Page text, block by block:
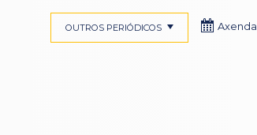
OUTROS PERIÓDICOS Axenda